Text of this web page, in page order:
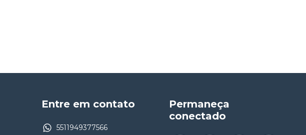
Entre em contato
5511949377566
Permaneça
conectado